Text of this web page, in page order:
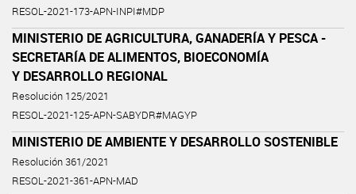
RESOL-2021-173-APN-INPI#MDP
MINISTERIO DE AGRICULTURA, GANADERÍA Y PESCA -
SECRETARÍA DE ALIMENTOS, BIOECONOMÍA
Y DESARROLLO REGIONAL
Resolución 125/2021
RESOL-2021-125-APN-SABYDR#MAGYP
MINISTERIO DE AMBIENTE Y DESARROLLO SOSTENIBLE
Resolución 361/2021
RESOL-2021-361-APN-MAD